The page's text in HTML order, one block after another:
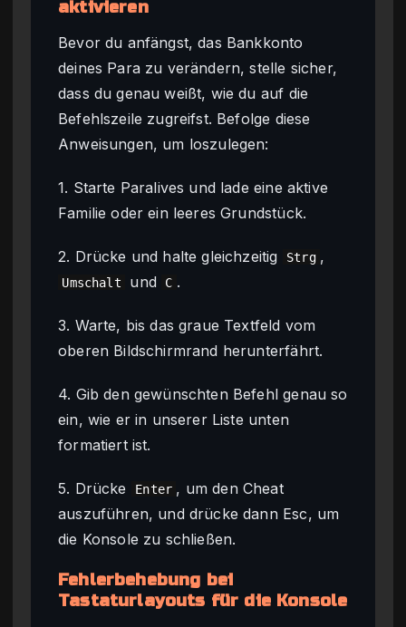
aktivieren
Bevor du anfängst, das Bankkonto
deines Para zu verändern, stelle sicher,
dass du genau weißt, wie du auf die
Befehlszeile zugreifst. Befolge diese
Anweisungen, um loszulegen:
1. Starte Paralives und lade eine aktive
Familie oder ein leeres Grundstück.
2. Drücke und halte gleichzeitig Strg ,
Umschalt und C .
3. Warte, bis das graue Textfeld vom
oberen Bildschirmrand herunterfährt.
4. Gib den gewünschten Befehl genau so
ein, wie er in unserer Liste unten
formatiert ist.
5. Drücke Enter , um den Cheat
auszuführen, und drücke dann Esc, um
die Konsole zu schließen.
Fehlerbehebung bei
Tastaturlayouts für die Konsole